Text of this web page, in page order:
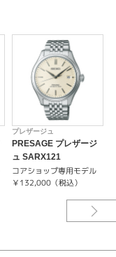
プレザージュ
PRESAGE プレザージ
ュ SARX121
コアショップ専用モデル
￥132,000（税込）